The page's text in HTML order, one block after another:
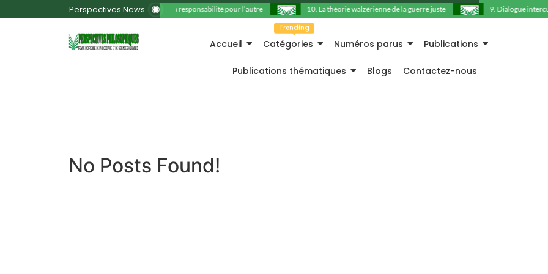
Perspectives News 11. La responsabilité pour l’autre 10. La théorie walzérienne de la guerre juste 9. Dialogue
Accueil Catégories
Trending
Numéros parus Publications
Publications thématiques Blogs Contactez-nous
No Posts Found!